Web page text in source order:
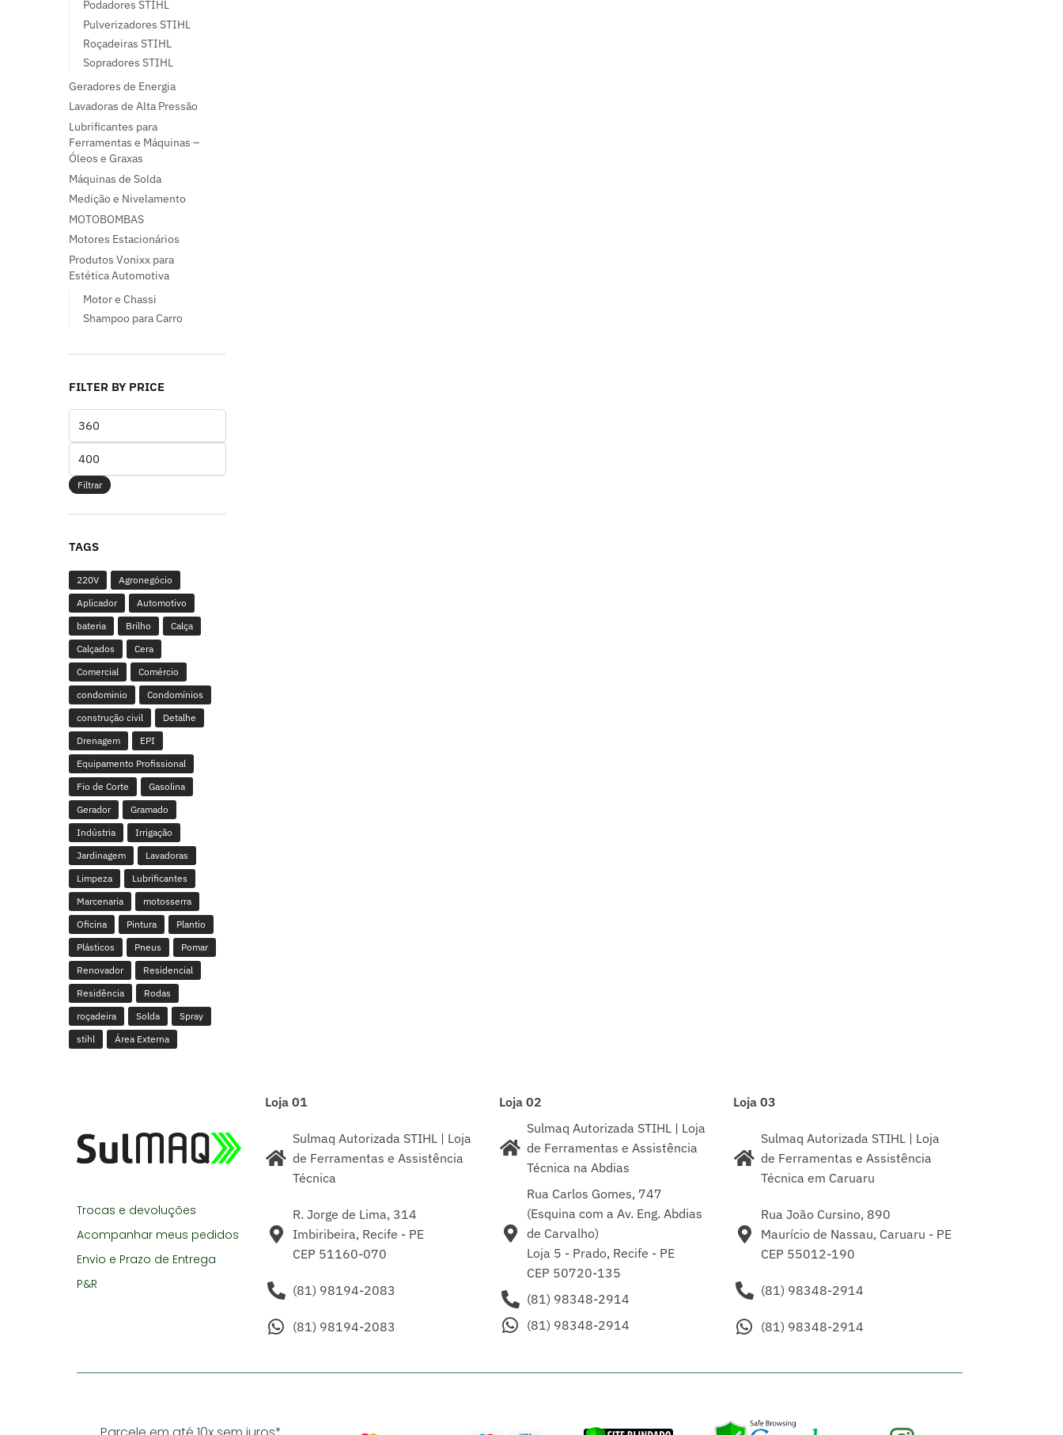
Podadores STIHL
Pulverizadores STIHL
Roçadeiras STIHL
Sopradores STIHL
Geradores de Energia
Lavadoras de Alta Pressão
Lubrificantes para
Ferramentas e Máquinas –
Óleos e Graxas
Máquinas de Solda
Medição e Nivelamento
MOTOBOMBAS
Motores Estacionários
Produtos Vonixx para
Estética Automotiva
Motor e Chassi
Shampoo para Carro
FILTER BY PRICE
Filtrar
TAGS
220V
Agronegócio
Aplicador
Automotivo
bateria
Brilho
Calça
Calçados
Cera
Comercial
Comércio
condominio
Condomínios
construção civil
Detalhe
Drenagem
EPI
Equipamento Profissional
Fio de Corte
Gasolina
Gerador
Gramado
Indústria
Irrigação
Jardinagem
Lavadoras
Limpeza
Lubrificantes
Marcenaria
motosserra
Oficina
Pintura
Plantio
Plásticos
Pneus
Pomar
Renovador
Residencial
Residência
Rodas
roçadeira
Solda
Spray
stihl
Área Externa
Trocas e devoluções
Acompanhar meus pedidos
Envio e Prazo de Entrega
P&R
Loja 01
Sulmaq Autorizada STIHL | Loja
de Ferramentas e Assistência
Técnica
R. Jorge de Lima, 314
Imbiribeira, Recife - PE
CEP 51160-070
(81) 98194-2083
(81) 98194-2083
Loja 02
Sulmaq Autorizada STIHL | Loja
de Ferramentas e Assistência
Técnica na Abdias
Rua Carlos Gomes, 747
(Esquina com a Av. Eng. Abdias
de Carvalho)
Loja 5 - Prado, Recife - PE
CEP 50720-135
(81) 98348-2914
(81) 98348-2914
Loja 03
Sulmaq Autorizada STIHL | Loja
de Ferramentas e Assistência
Técnica em Caruaru
Rua João Cursino, 890
Maurício de Nassau, Caruaru - PE
CEP 55012-190
(81) 98348-2914
(81) 98348-2914